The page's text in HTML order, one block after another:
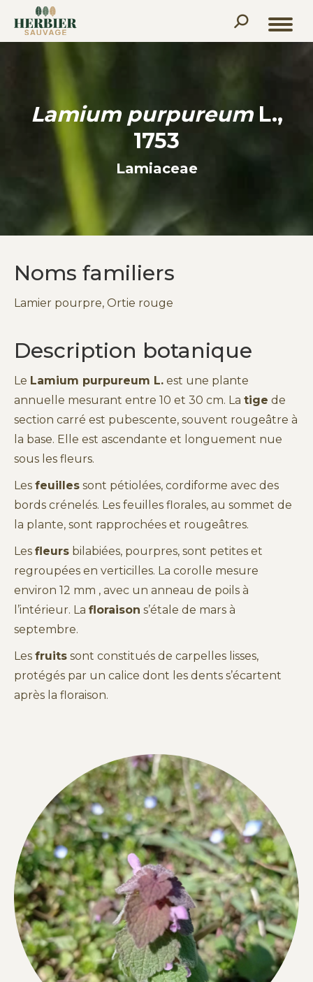
Recherche
:
Lamium purpureumL.,
1753
Lamiaceae
Noms familiers
Lamier pourpre, Ortie rouge
Description botanique
Le Lamium purpureum L. est une plante
annuelle mesurant entre 10 et 30 cm. La tige de
section carré est pubescente, souvent rougeâtre à
la base. Elle est ascendante et longuement nue
sous les fleurs.
Les feuilles sont pétiolées, cordiforme avec des
bords crénelés. Les feuilles florales, au sommet de
la plante, sont rapprochées et rougeâtres.
Les fleurs bilabiées, pourpres, sont petites et
regroupées en verticilles. La corolle mesure
environ 12 mm , avec un anneau de poils à
l’intérieur. La floraison s’étale de mars à
septembre.
Les fruits sont constitués de carpelles lisses,
protégés par un calice dont les dents s’écartent
après la floraison.